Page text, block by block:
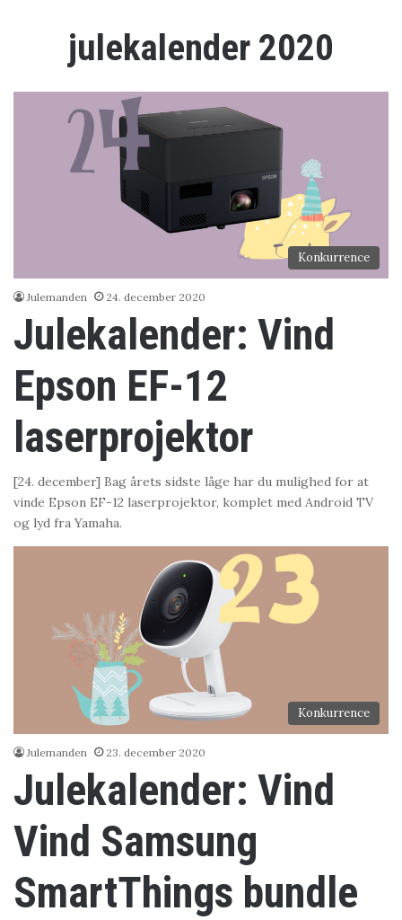
julekalender 2020
Konkurrence
Julemanden 24. december 2020
Julekalender: Vind
Epson EF-12
laserprojektor
[24. december] Bag årets sidste låge har du mulighed for at
vinde Epson EF-12 laserprojektor, komplet med Android TV
og lyd fra Yamaha.
Konkurrence
Julemanden 23. december 2020
Julekalender: Vind
Vind Samsung
SmartThings bundle